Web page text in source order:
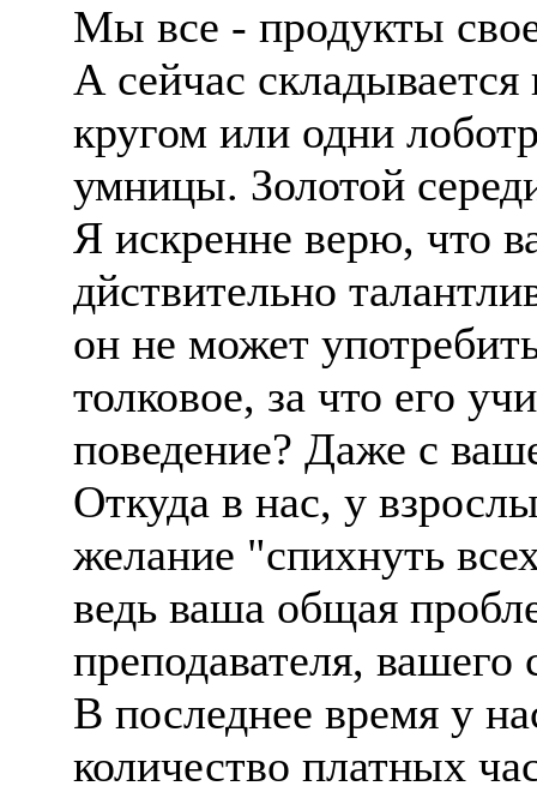
Мы все - продукты
А сейчас складывается
кругом или одни
умницы. Золотой
Я искренне верю, что
дйствительно
он не может
толковое, за что его
поведение? Даже с
Откуда в нас, у
желание "спихнуть
ведь ваша общая
преподавателя,
В последнее время у
количество платных